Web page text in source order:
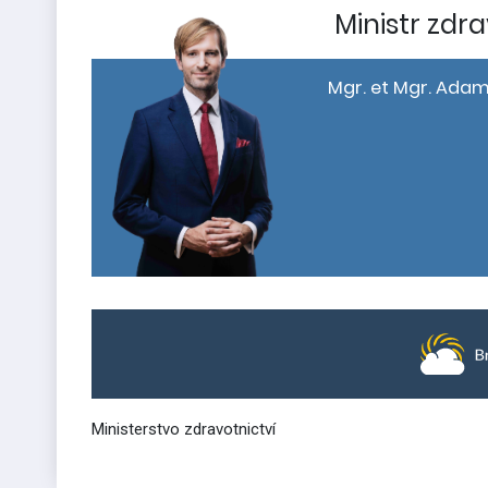
Ministr
Mgr. et Mgr.
Ministerstvo zdravotnictví